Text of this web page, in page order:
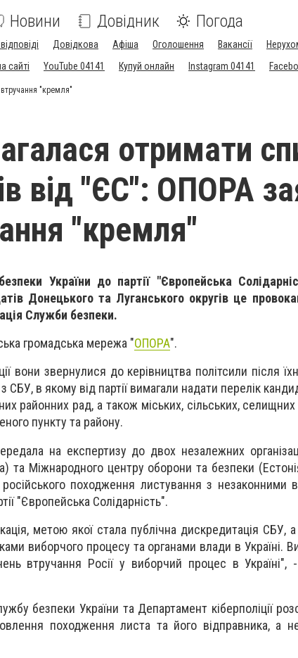
Новини Довідник Погода
Довідкова Афіша Оголошення Вакансії
сайті YouTube 04141 Купуй онлайн Instagram 04141
"кремля"
отримати
від "ЄС": ОПОРА
"кремля"
України до партії "Європейська
Донецького та Луганського округів це
Служби безпеки.
громадська мережа "ОПОРА".
вони звернулися до керівництва політсили після
СБУ, в якому від партії вимагали надати перелік
районних рад, а також міських, сільських, селищних
пункту та району.
на експертизу до двох незалежних
та Міжнародного центру оборони та безпеки
походження листування з незаконними
"Європейська Солідарність".
метою якої стала публічна дискредитація СБУ,
виборчого процесу та органами влади в Україні.
втручання Росії у виборчий процес в Україні",
безпеки України та Департамент кіберполіції
походження листа та його відправника, а